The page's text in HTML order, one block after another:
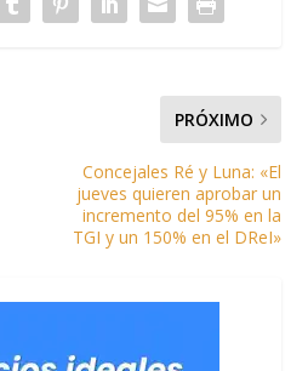
PRÓXIMO
Concejales Ré y Luna: «El
jueves quieren aprobar un
incremento del 95% en la
TGI y un 150% en el DReI»